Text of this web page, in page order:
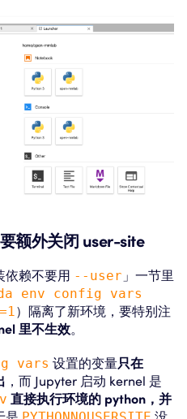
额外关闭 user-site
依赖不要用 --user 」一节里
env config vars
）隔离了新环境，要特别注
里不生效。
vars 设置的变量只在
，而 Jupyter 启动 kernel 是
直接执行环境的 python，并